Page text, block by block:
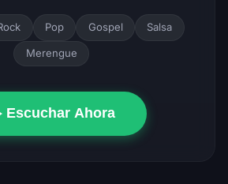
Pop Gospel Salsa
Merengue
Escuchar Ahora